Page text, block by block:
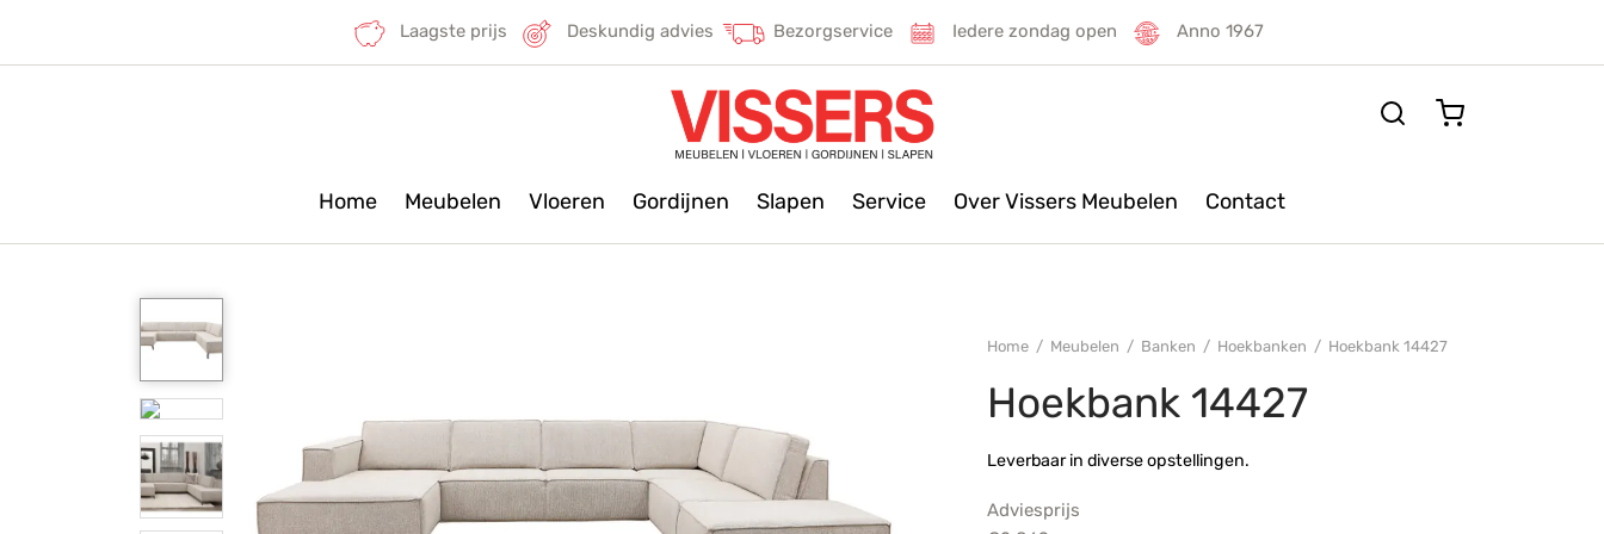
Laagste prijs Deskundig advies Bezorgservice Iedere zondag open Anno 1967
Home Meubelen Vloeren Gordijnen Slapen Service Over Vissers Meubelen Contact
Home / Meubelen / Banken / Hoekbanken / Hoekbank 14427
Hoekbank 14427
Leverbaar in diverse opstellingen.
Adviesprijs